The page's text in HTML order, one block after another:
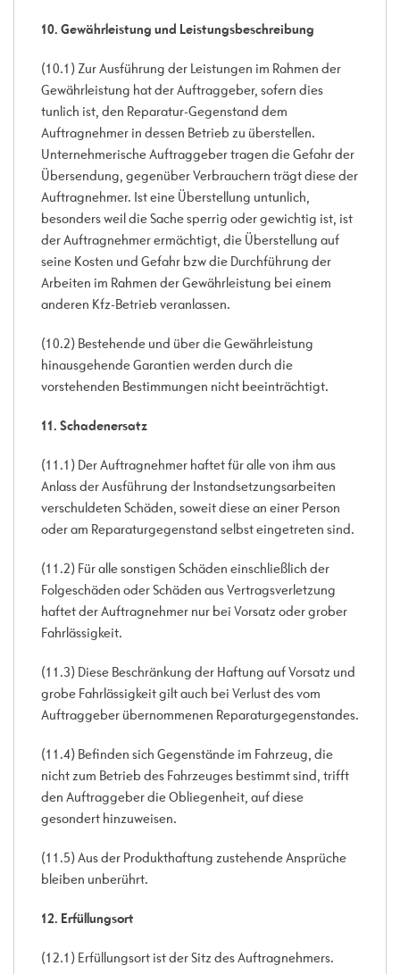
10. Gewährleistung und Leistungsbeschreibung
(10.1) Zur Ausführung der Leistungen im Rahmen der
Gewährleistung hat der Auftraggeber, sofern dies
tunlich ist, den Reparatur-Gegenstand dem
Auftragnehmer in dessen Betrieb zu überstellen.
Unternehmerische Auftraggeber tragen die Gefahr der
Übersendung, gegenüber Verbrauchern trägt diese der
Auftragnehmer. Ist eine Überstellung untunlich,
besonders weil die Sache sperrig oder gewichtig ist, ist
der Auftragnehmer ermächtigt, die Überstellung auf
seine Kosten und Gefahr bzw die Durchführung der
Arbeiten im Rahmen der Gewährleistung bei einem
anderen Kfz-Betrieb veranlassen.
(10.2) Bestehende und über die Gewährleistung
hinausgehende Garantien werden durch die
vorstehenden Bestimmungen nicht beeinträchtigt.
11. Schadenersatz
(11.1) Der Auftragnehmer haftet für alle von ihm aus
Anlass der Ausführung der Instandsetzungsarbeiten
verschuldeten Schäden, soweit diese an einer Person
oder am Reparaturgegenstand selbst eingetreten sind.
(11.2) Für alle sonstigen Schäden einschließlich der
Folgeschäden oder Schäden aus Vertragsverletzung
haftet der Auftragnehmer nur bei Vorsatz oder grober
Fahrlässigkeit.
(11.3) Diese Beschränkung der Haftung auf Vorsatz und
grobe Fahrlässigkeit gilt auch bei Verlust des vom
Auftraggeber übernommenen Reparaturgegenstandes.
(11.4) Befinden sich Gegenstände im Fahrzeug, die
nicht zum Betrieb des Fahrzeuges bestimmt sind, trifft
den Auftraggeber die Obliegenheit, auf diese
gesondert hinzuweisen.
(11.5) Aus der Produkthaftung zustehende Ansprüche
bleiben unberührt.
12. Erfüllungsort
(12.1) Erfüllungsort ist der Sitz des Auftragnehmers.